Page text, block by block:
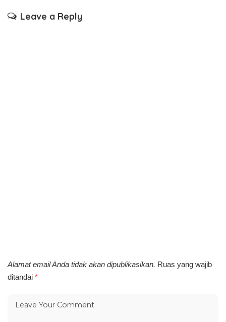
Leave a Reply
Alamat email Anda tidak akan dipublikasikan. Ruas yang wajib
ditandai *